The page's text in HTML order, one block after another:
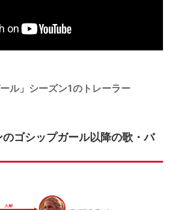
ル」シーズン1のトレーラー
ゴシップガール以降の歌・バ